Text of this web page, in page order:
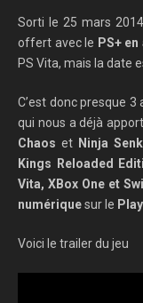
Sorti le 25 mars
offert avec le PS+
PS Vita, mais la date
C’est donc presque 3
qui nous a déjà
Chaos et Ninja
Kings Reloaded
Vita, XBox One et
numériquesur le
Voici le trailer du jeu